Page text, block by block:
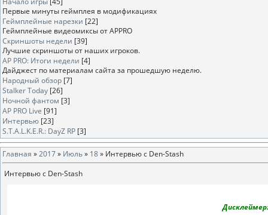
Первые минуты геймплея в модификациях
Геймплейные нарезки [22]
Геймплейные видеомиксы от APPRO
Скриншоты недели [39]
Лучшие скриншоты от наших игроков.
AP PRO: Итоги недели [4]
Дайджест по материалам сайта за прошедшую неделю.
Народный обзор [7]
Stalker Today [26]
Ночной фантом [3]
AP PRO Live [91]
Интервью [23]
S.T.A.L.K.E.R.: DayZ RP [3]
Главная »2017» Июль» 18» Интервью с Den-Stash
Интервью с Den-Stash
Дисклеймер: